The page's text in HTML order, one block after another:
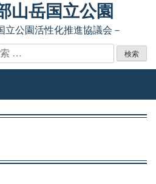
山岳国立公園
立公園活性化推進協議会－
: